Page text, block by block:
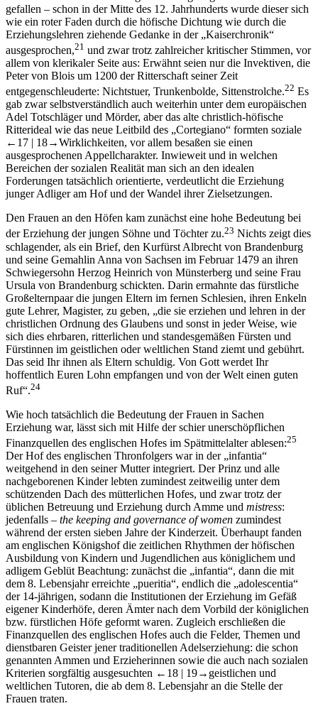
gefallen – schon in der Mitte des 12. Jahrhunderts wurde dieser sich
wie ein roter Faden durch die höfische Dichtung wie durch die
Erziehungslehren ziehende Gedanke in der „Kaiserchronik“
ausgesprochen,21 und zwar trotz zahlreicher kritischer Stimmen, vor
allem von klerikaler Seite aus: Erwähnt seien nur die Invektiven, die
Peter von Blois um 1200 der Ritterschaft seiner Zeit
entgegenschleuderte: Nichtstuer, Trunkenbolde, Sittenstrolche.22 Es
gab zwar selbstverständlich auch weiterhin unter dem europäischen
Adel Totschläger und Mörder, aber das alte christlich-höfische
Ritterideal wie das neue Leitbild des „Cortegiano“ formten soziale
←17 | 18→Wirklichkeiten, vor allem besaßen sie einen
ausgesprochenen Appellcharakter. Inwieweit und in welchen
Bereichen der sozialen Realität man sich an den idealen
Forderungen tatsächlich orientierte, verdeutlicht die Erziehung
junger Adliger am Hof und der Wandel ihrer Zielsetzungen.
Den Frauen an den Höfen kam zunächst eine hohe Bedeutung bei
der Erziehung der jungen Söhne und Töchter zu.23 Nichts zeigt dies
schlagender, als ein Brief, den Kurfürst Albrecht von Brandenburg
und seine Gemahlin Anna von Sachsen im Februar 1479 an ihren
Schwiegersohn Herzog Heinrich von Münsterberg und seine Frau
Ursula von Brandenburg schickten. Darin ermahnte das fürstliche
Großelternpaar die jungen Eltern im fernen Schlesien, ihren Enkeln
gute Lehrer, Magister, zu geben, „die sie erziehen und lehren in der
christlichen Ordnung des Glaubens und sonst in jeder Weise, wie
sich dies ehrbaren, ritterlichen und standesgemäßen Fürsten und
Fürstinnen im geistlichen oder weltlichen Stand ziemt und gebührt.
Das seid Ihr ihnen als Eltern schuldig. Von Gott werdet Ihr
hoffentlich Euren Lohn empfangen und von der Welt einen guten
Ruf“.24
Wie hoch tatsächlich die Bedeutung der Frauen in Sachen
Erziehung war, lässt sich mit Hilfe der schier unerschöpflichen
Finanzquellen des englischen Hofes im Spätmittelalter ablesen:25
Der Hof des englischen Thronfolgers war in der „infantia“
weitgehend in den seiner Mutter integriert. Der Prinz und alle
nachgeborenen Kinder lebten zumindest zeitweilig unter dem
schützenden Dach des mütterlichen Hofes, und zwar trotz der
üblichen Betreuung und Erziehung durch Amme und mistress:
jedenfalls – the keeping and governance of women zumindest
während der ersten sieben Jahre der Kinderzeit. Überhaupt fanden
am englischen Königshof die zeitlichen Rhythmen der höfischen
Ausbildung von Kindern und Jugendlichen aus königlichem und
adligem Geblüt Beachtung: zunächst die „infantia“, dann die mit
dem 8. Lebensjahr erreichte „pueritia“, endlich die „adolescentia“
der 14-jährigen, sodann die Institutionen der Erziehung im Gefäß
eigener Kinderhöfe, deren Ämter nach dem Vorbild der königlichen
bzw. fürstlichen Höfe geformt waren. Zugleich erschließen die
Finanzquellen des englischen Hofes auch die Felder, Themen und
dienstbaren Geister jener traditionellen Adelserziehung: die schon
genannten Ammen und Erzieherinnen sowie die auch nach sozialen
Kriterien sorgfältig ausgesuchten ←18 | 19→ geistlichen und
weltlichen Tutoren, die ab dem 8. Lebensjahr an die Stelle der
Frauen traten.